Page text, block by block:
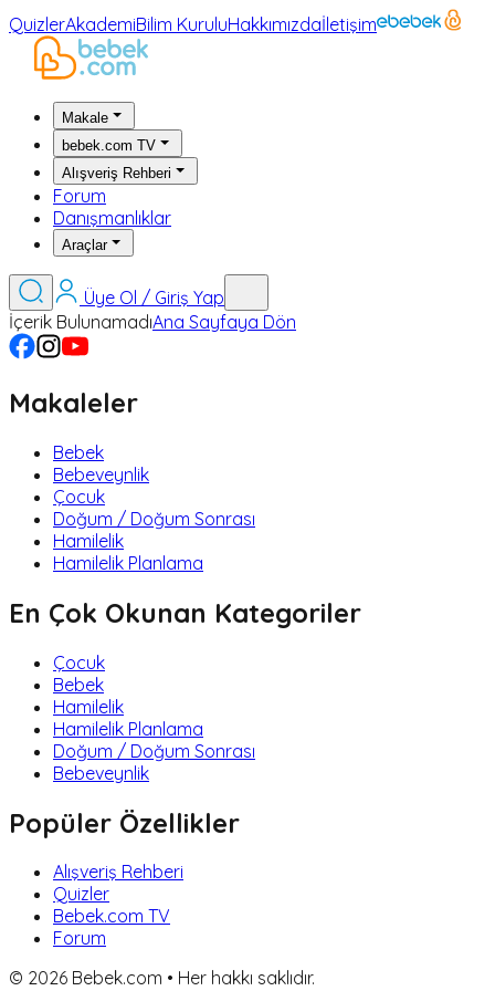
QuizlerAkademiBilim KuruluHakkımızdaİletişim
Makale
bebek.com TV
Alışveriş Rehberi
Forum
Danışmanlıklar
Araçlar
Üye Ol / Giriş Yap
İçerik BulunamadıAna Sayfaya Dön
Makaleler
Bebek
Bebeveynlik
Çocuk
Doğum / Doğum Sonrası
Hamilelik
Hamilelik Planlama
En Çok Okunan Kategoriler
Çocuk
Bebek
Hamilelik
Hamilelik Planlama
Doğum / Doğum Sonrası
Bebeveynlik
Popüler Özellikler
Alışveriş Rehberi
Quizler
Bebek.com TV
Forum
© 2026 Bebek.com • Her hakkı saklıdır.